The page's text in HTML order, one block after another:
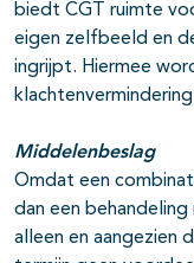
biedt CGT ruimte
eigen zelfbeeld en
ingrijpt. Hiermee
Middelenbeslag
Omdat een
dan een
alleen en aangezien